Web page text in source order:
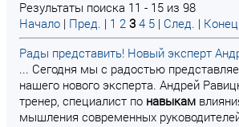
Результаты поиска 11 - 15 из 98
Начало | Пред. | 1 2 3 4 5 | След. | Конец
Рады представить! Новый эксперт
... Сегодня мы с радостью
нашего нового эксперта. Андрей
тренер, специалист по навыкам
мышления современных